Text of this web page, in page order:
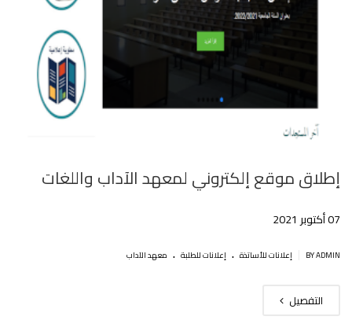
إطلاق موقع إلكتروني لمعهد اﻵداب واللغات
07 أكتوبر 2021
BY ADMIN إعلانات للأساتذة . إعلانات للطلبة . معهد الآداب
التفصيل